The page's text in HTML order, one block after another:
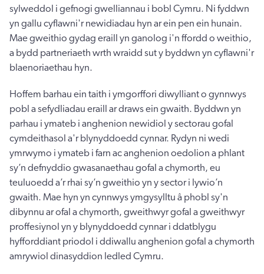
sylweddol i gefnogi gwelliannau i bobl Cymru. Ni fyddwn
yn gallu cyflawni'r newidiadau hyn ar ein pen ein hunain.
Mae gweithio gydag eraill yn ganolog i'n ffordd o weithio,
a bydd partneriaeth wrth wraidd sut y byddwn yn cyflawni'r
blaenoriaethau hyn.
Hoffem barhau ein taith i ymgorffori diwylliant o gynnwys
pobl a sefydliadau eraill ar draws ein gwaith. Byddwn yn
parhau i ymateb i anghenion newidiol y sectorau gofal
cymdeithasol a'r blynyddoedd cynnar. Rydyn ni wedi
ymrwymo i ymateb i farn ac anghenion oedolion a phlant
sy’n defnyddio gwasanaethau gofal a chymorth, eu
teuluoedd a’r rhai sy’n gweithio yn y sector i lywio’n
gwaith. Mae hyn yn cynnwys ymgysylltu â phobl sy'n
dibynnu ar ofal a chymorth, gweithwyr gofal a gweithwyr
proffesiynol yn y blynyddoedd cynnar i ddatblygu
hyfforddiant priodol i ddiwallu anghenion gofal a chymorth
amrywiol dinasyddion ledled Cymru.